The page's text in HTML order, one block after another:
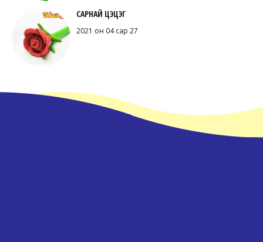
САРНАЙ ЦЭЦЭГ
2021 он 04 сар 27